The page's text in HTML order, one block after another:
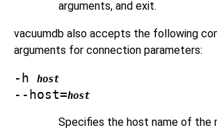
arguments, and exit.
vacuumdb also accepts the following
arguments for connection parameters:
-h host
--host=host
Specifies the host name of the